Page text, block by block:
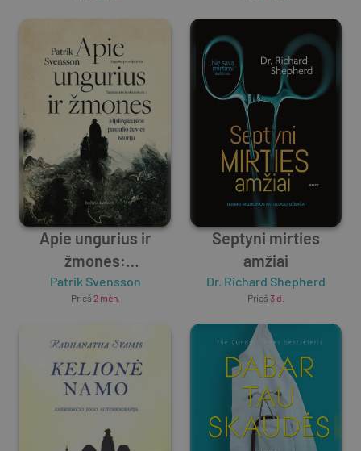
Apie ungurius ir
žmones:
mįslingiausios
pasaulio žuvies
Patrik Svensson
Prieš 2 mėn.
Septyni mirties
amžiai
Dr. Richard Shepherd
Prieš 3 d.